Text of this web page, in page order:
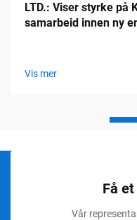
LTD.: Viser styrke på
samarbeid innen ny
Vis mer
Få
Vår